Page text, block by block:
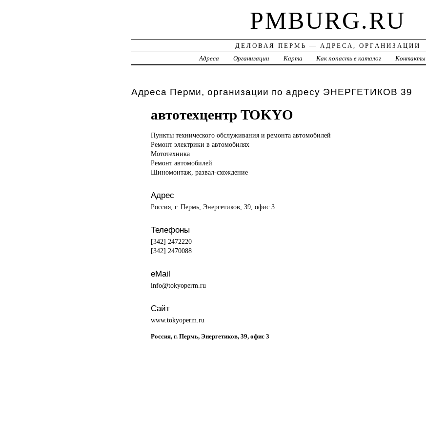
PMBURG.RU
ДЕЛОВАЯ ПЕРМЬ — АДРЕСА, ОРГАНИЗАЦИИ
Адреса
Организации Карта Как попасть в каталог Контакты
Адреса Перми, организации по адресу ЭНЕРГЕТИКОВ 39
автотехцентр TOKYO
Пункты технического обслуживания и ремонта автомобилей
Ремонт электрики в автомобилях
Мототехника
Ремонт автомобилей
Шиномонтаж, развал-схождение
Адрес
Россия, г. Пермь, Энергетиков, 39, офис 3
Телефоны
[342] 2472220
[342] 2470088
eMail
info@tokyoperm.ru
Сайт
www.tokyoperm.ru
Россия, г. Пермь, Энергетиков, 39, офис 3